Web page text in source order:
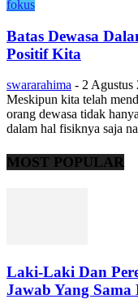
fokus
Batas Dewasa
Positif Kita
swararahima - 2 Agustus
Meskipun kita telah
orang dewasa tidak
dalam hal fisiknya saja
MOST POPULAR
Laki-Laki Dan
Jawab Yang Sama